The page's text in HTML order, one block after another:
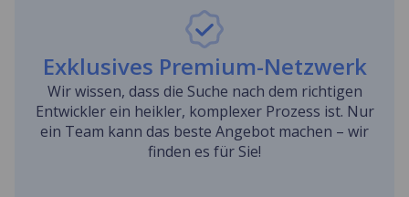
Exklusives Premium-Netzwerk
Wir wissen, dass die Suche nach dem richtigen
Entwickler ein heikler, komplexer Prozess ist. Nur
ein Team kann das beste Angebot machen – wir
finden es für Sie!